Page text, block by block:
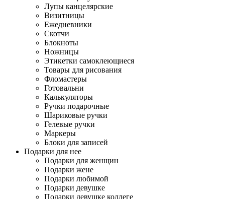
Лупы канцелярские
Визитницы
Ежедневники
Скотчи
Блокноты
Ножницы
Этикетки самоклеющиеся
Товары для рисования
Фломастеры
Готовальни
Калькуляторы
Ручки подарочные
Шариковые ручки
Гелевые ручки
Маркеры
Блоки для записей
Подарки для нее
Подарки для женщин
Подарки жене
Подарки любимой
Подарки девушке
Подарки девушке коллеге